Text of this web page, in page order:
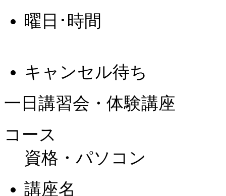
曜日･時間
キャンセル待ち
一日講習会・体験講座
コース
資格・パソコン
講座名